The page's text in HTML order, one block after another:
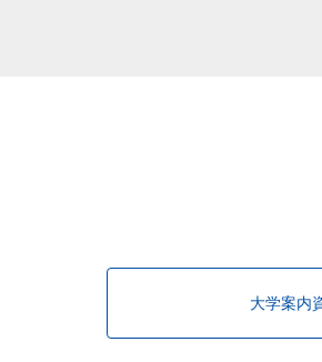
大学案内